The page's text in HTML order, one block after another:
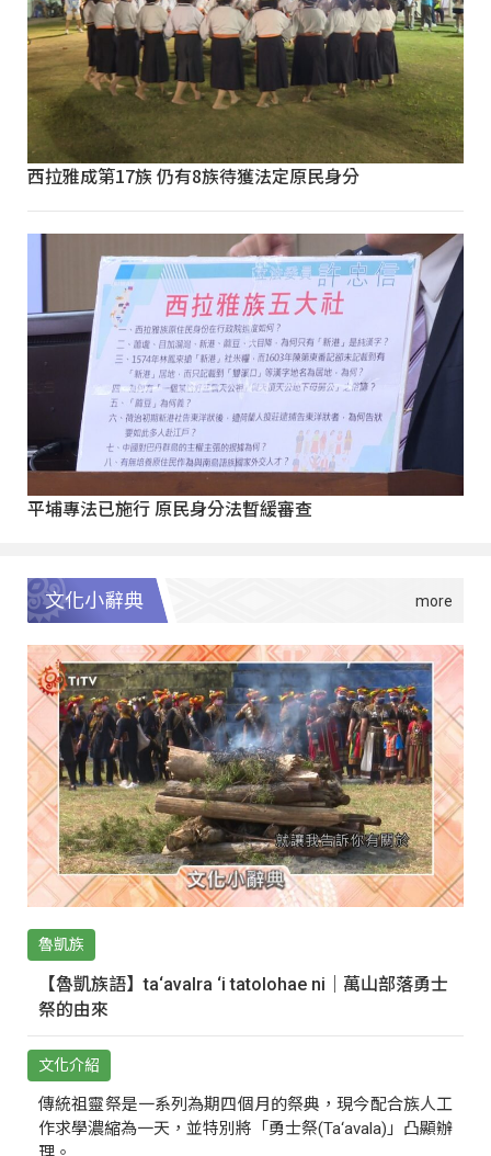
西拉雅成第17族 仍有8族待獲法定原民身分
平埔專法已施行 原民身分法暫緩審查
文化小辭典
魯凱族
【魯凱族語】ta‘avalra ‘i tatolohae ni｜萬山部落勇士
祭的由來
文化介紹
傳統祖靈祭是一系列為期四個月的祭典，現今配合族人工
作求學濃縮為一天，並特別將「勇士祭(Ta‘avala)」凸顯辦